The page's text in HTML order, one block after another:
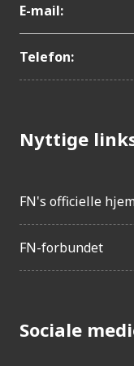
E-mail:
Telefon:
Nyttige
FN's officielle
FN-forbundet
Sociale